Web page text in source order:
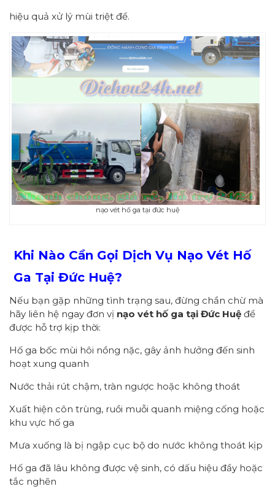
hiệu quả xử lý mùi triệt để.
nạo vét hố ga tại đức huệ
Khi Nào Cần Gọi Dịch Vụ Nạo Vét Hố
Ga Tại Đức Huệ?
Nếu bạn gặp những tình trạng sau, đừng chần chừ mà
hãy liên hệ ngay đơn vị nạo vét hố ga tại Đức Huệ để
được hỗ trợ kịp thời:
Hố ga bốc mùi hôi nồng nặc, gây ảnh hưởng đến sinh
hoạt xung quanh
Nước thải rút chậm, tràn ngược hoặc không thoát
Xuất hiện côn trùng, ruồi muỗi quanh miệng cống hoặc
khu vực hố ga
Mưa xuống là bị ngập cục bộ do nước không thoát kịp
Hố ga đã lâu không được vệ sinh, có dấu hiệu đầy hoặc
tắc nghẽn